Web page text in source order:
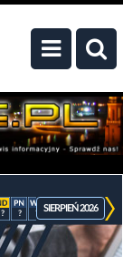
? ? ? ? ? ?
SIERPIEŃ 2026